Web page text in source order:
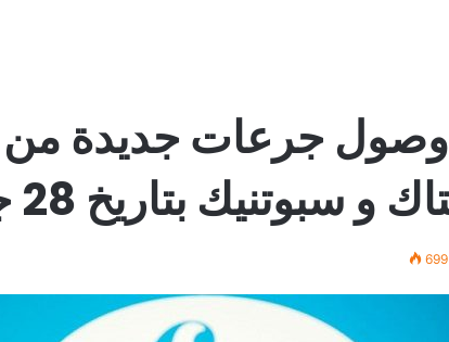
جرعات جديدة من
و سبوتنيك بتاريخ 28 جوان 2021
699